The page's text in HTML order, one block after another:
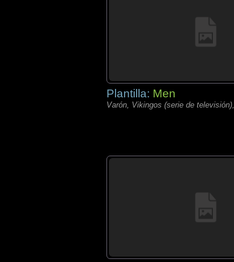
Plantilla: Men
Varón, Vikingos (serie de televisión),